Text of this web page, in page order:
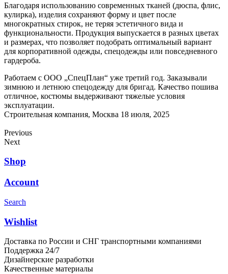
Благодаря использованию современных тканей (дюспа, флис,
кулирка), изделия сохраняют форму и цвет после
многократных стирок, не теряя эстетичного вида и
функциональности. Продукция выпускается в разных цветах
и размерах, что позволяет подобрать оптимальный вариант
для корпоративной одежды, спецодежды или повседневного
гардероба.
Работаем с ООО „СпецПлан“ уже третий год. Заказывали
зимнюю и летнюю спецодежду для бригад. Качество пошива
отличное, костюмы выдерживают тяжелые условия
эксплуатации.
Строительная компания, Москва 18 июля, 2025
Previous
Next
Shop
Account
Search
Wishlist
Доставка по России и СНГ транспортными компаниями
Поддержка 24/7
Дизайнерские разработки
Качественные материалы